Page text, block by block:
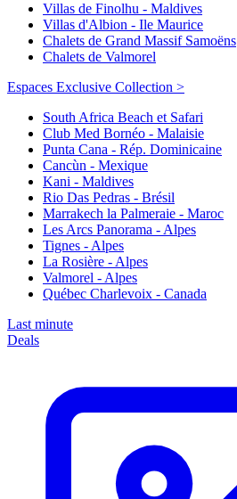
Villas de Finolhu - Maldives
Villas d'Albion - Ile Maurice
Chalets de Grand Massif Samoëns
Chalets de Valmorel
Espaces Exclusive Collection >
South Africa Beach et Safari
Club Med Bornéo - Malaisie
Punta Cana - Rép. Dominicaine
Cancùn - Mexique
Kani - Maldives
Rio Das Pedras - Brésil
Marrakech la Palmeraie - Maroc
Les Arcs Panorama - Alpes
Tignes - Alpes
La Rosière - Alpes
Valmorel - Alpes
Québec Charlevoix - Canada
Last minute
Deals